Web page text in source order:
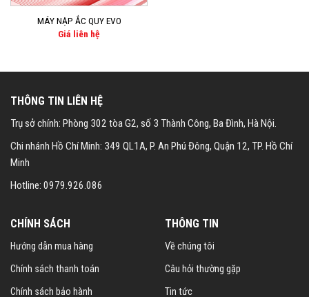
MÁY NẠP ẮC QUY EVO
Giá liên hệ
THÔNG TIN LIÊN HỆ
Trụ sở chính: Phòng 302 tòa G2, số 3 Thành Công, Ba Đình, Hà Nội.
Chi nhánh Hồ Chí Minh: 349 QL1A, P. An Phú Đông, Quận 12, TP. Hồ Chí
Minh
Hotline: 0979.926.086
CHÍNH SÁCH
Hướng dẫn mua hàng
Chính sách thanh toán
Chính sách bảo hành
THÔNG TIN
Về chúng tôi
Câu hỏi thường gặp
Tin tức